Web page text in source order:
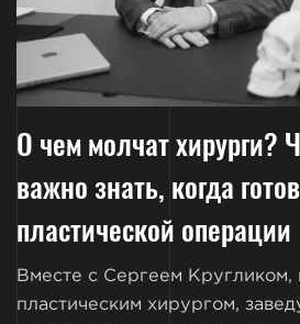
О чем молчат хирурги?
важно знать, когда
пластической операции
Вместе с Сергеем Кругликом,
пластическим хирургом,